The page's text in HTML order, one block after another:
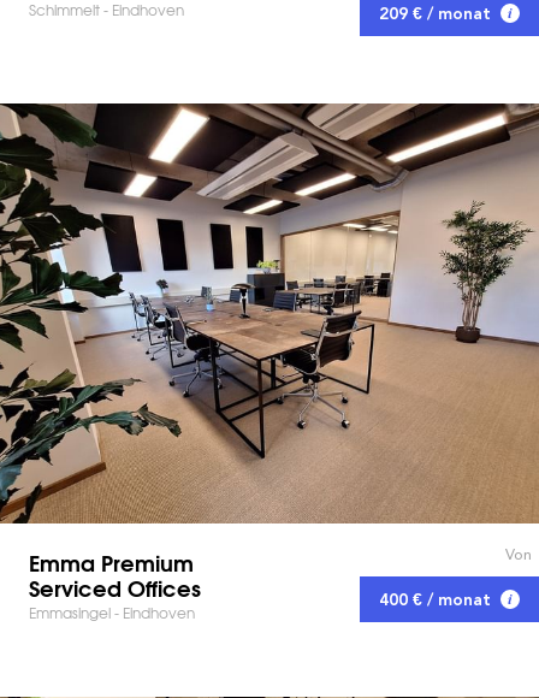
Schimmelt - Eindhoven 209 € / monat
Emma Premium
Serviced Offices
Emmasingel - Eindhoven
Von
400 € / monat